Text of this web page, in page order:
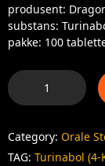
produsent:
substans:
pakke: 100
Category: Orale
TAG: Turinabol